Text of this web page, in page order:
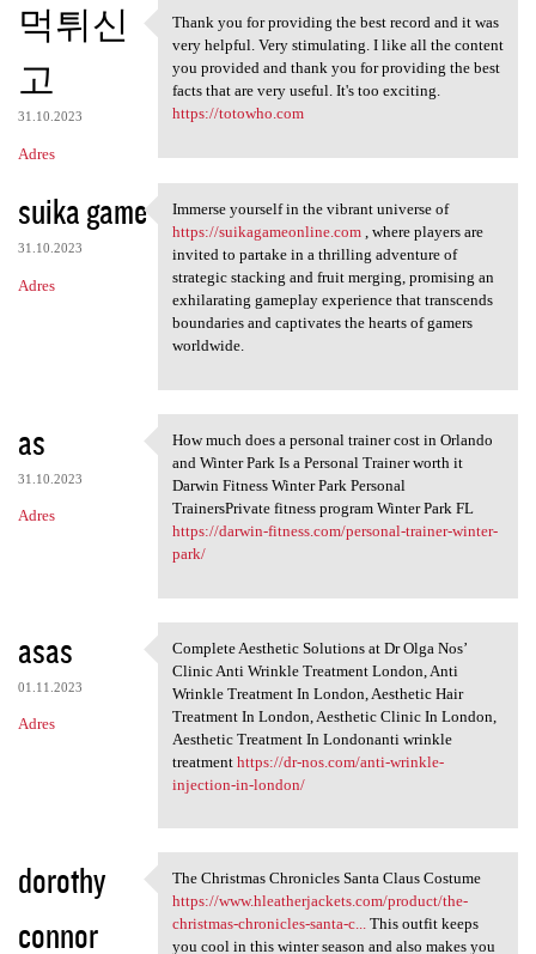
먹튀신
고
31.10.2023
Adres
Thank you for providing the
Thank you for providing the best record and it was
very helpful. Very stimulating. I like all the content
you provided and thank you for providing the best
facts that are very useful. It's too exciting.
https://totowho.com
suika game
31.10.2023
Adres
Immerse yourself in the
Immerse yourself in the vibrant universe of
https://suikagameonline.com, where players are
invited to partake in a thrilling adventure of
strategic stacking and fruit merging, promising an
exhilarating gameplay experience that transcends
boundaries and captivates the hearts of gamers
worldwide.
as
31.10.2023
Adres
How much does a personal
How much does a personal trainer cost in Orlando
and Winter Park Is a Personal Trainer worth it
Darwin Fitness Winter Park Personal
TrainersPrivate fitness program Winter Park FL
https://darwin-fitness.com/personal-trainer-winter-
park/
asas
01.11.2023
Adres
Complete Aesthetic Solutions
Complete Aesthetic Solutions at Dr Olga Nos’
Clinic Anti Wrinkle Treatment London, Anti
Wrinkle Treatment In London, Aesthetic Hair
Treatment In London, Aesthetic Clinic In London,
Aesthetic Treatment In Londonanti wrinkle
treatment https://dr-nos.com/anti-wrinkle-
injection-in-london/
dorothy
connor
The Christmas Chronicles
The Christmas Chronicles Santa Claus Costume
https://www.hleatherjackets.com/product/the-
christmas-chronicles-santa-c...This outfit keeps
you cool in this winter season and also makes you